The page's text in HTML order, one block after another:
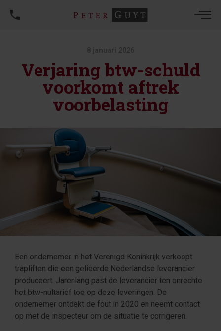
Verjaring btw-schuld
voorkomt aftrek
voorbelasting
Een ondernemer in het Verenigd Koninkrijk verkoopt
trapliften die een gelieerde Nederlandse leverancier
produceert. Jarenlang past de leverancier ten onrechte
het btw-nultarief toe op deze leveringen. De
ondernemer ontdekt de fout in 2020 en neemt contact
op met de inspecteur om de situatie te corrigeren.